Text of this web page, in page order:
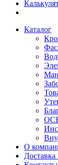
Каталог
О
Доставка